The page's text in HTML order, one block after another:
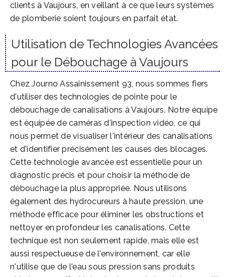
clients à Vaujours, en veillant à ce que leurs systèmes
de plomberie soient toujours en parfait état.
Utilisation de Technologies Avancées
pour le Débouchage à Vaujours
Chez Journo Assainissement 93, nous sommes fiers
d'utiliser des technologies de pointe pour le
débouchage de canalisations à Vaujours. Notre équipe
est équipée de caméras d'inspection vidéo, ce qui
nous permet de visualiser l'intérieur des canalisations
et d'identifier précisément les causes des blocages.
Cette technologie avancée est essentielle pour un
diagnostic précis et pour choisir la méthode de
débouchage la plus appropriée. Nous utilisons
également des hydrocureurs à haute pression, une
méthode efficace pour éliminer les obstructions et
nettoyer en profondeur les canalisations. Cette
technique est non seulement rapide, mais elle est
aussi respectueuse de l'environnement, car elle
n'utilise que de l'eau sous pression sans produits